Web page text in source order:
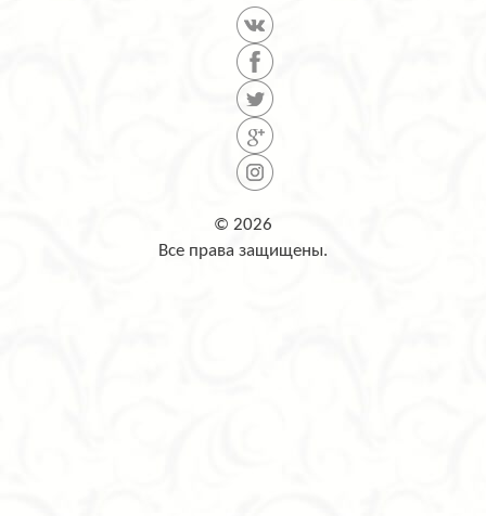
© 2026
Все права защищены.